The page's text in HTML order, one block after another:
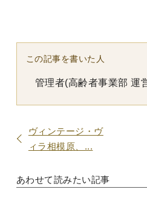
この記事を書いた人
管理者(高齢者事業部 運
ヴィンテージ・ヴ
ィラ相模原、...
あわせて読みたい記事